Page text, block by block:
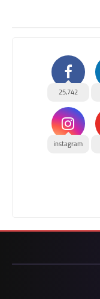
25,742
instagram